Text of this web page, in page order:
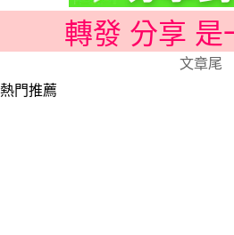
轉發 分享 是
文章尾
熱門推薦